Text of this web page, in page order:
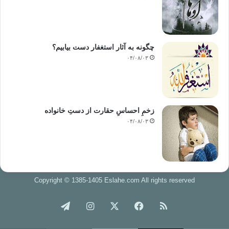
فهمیم که چه اراده ی آهنین و تزلزل ناپذیر و قدرت و برکتی در عمر
او وجود داشته که تنها خدا به او عطا فرموده است.
۱- شرح مسلم: در این کتاب به جستجوی سند حدیث و لغت و
نامگذاری موضوعی که ناشناخته است می پردازد و معانی حدیث و
آنچه را از آن استنباط می شود شرح می دهد و گفته های کسانی را
که به ظاهر حدیث توجه می کنند و یا کسانی که با آنها مخالفند و
دلیل آنها را همراه با فوائد زیاد دیگری نقل می کند.
۲- الروضه« روضه الطالبین »: این کتاب یکی از کتاب های بزرگ و
قابل اعتماد در مذهب شافعی است که امام نووی آن را از روی کتاب
امام رافعی یعنی « الشرح الکبیر» خلاصه نموده است و امامان آن را
۳- المنهاج: از مشهورترین کتاب های نووی بود ه و آن خلاصه ی کتاب
چگونه به آثار استغفار دست بیابیم؟
۰۴/۰۸/۰۳
زخمِ احساسِ حقارت از دستِ خانواده
۰۴/۰۸/۰۳
Copyright © 1385-1405 Eslahe.com All rights reserved
خوراک فیس اینستاگرام